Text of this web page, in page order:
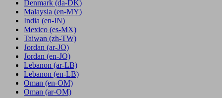
Denmark (da-DK)
Malaysia (en-MY)
India (en-IN)
Mexico (es-MX)
Taiwan (zh-TW)
Jordan (ar-JO)
Jordan (en-JO)
Lebanon (ar-LB)
Lebanon (en-LB)
Oman (en-OM)
Oman (ar-OM)